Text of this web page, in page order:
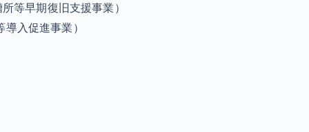
等早期復旧支援事業）
入促進事業）